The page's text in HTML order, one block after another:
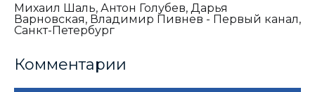
Михаил Шаль, Антон Голубев, Дарья
Варновская, Владимир Пивнев - Первый канал,
Санкт-Петербург
Комментарии